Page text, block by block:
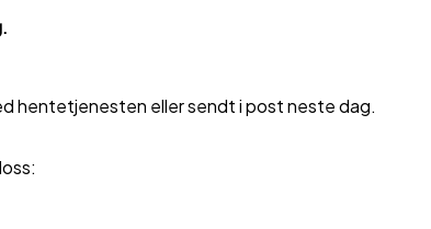
hentetjenesten eller sendt i post neste dag.